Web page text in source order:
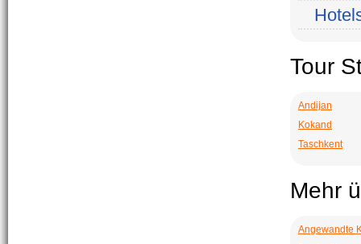
Tour
Andijan
Kokand
Taschkent
Mehr
Angewandte